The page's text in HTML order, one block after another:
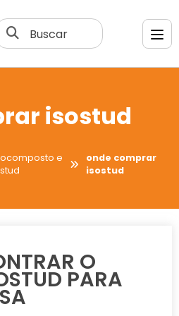
Buscar
isostud
e
onde comprar
isostud
O
PARA